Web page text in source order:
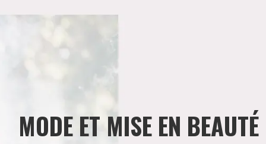
MODE ET MISE EN BEAUTÉ